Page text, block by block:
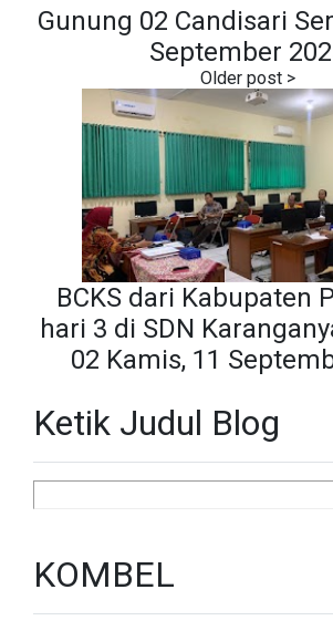
Gunung 02 Candisari
September
BCKS dari Kabupaten
hari 3 di SDN
02 Kamis, 11
Ketik Judul Blog
KOMBEL